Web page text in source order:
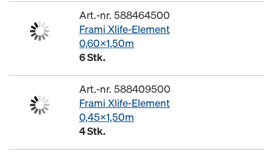
Art.-nr. 588464500
Frami Xlife-Element
0,60x1,50m
6 Stk.
Art.-nr. 588409500
Frami Xlife-Element
0,45x1,50m
4 Stk.